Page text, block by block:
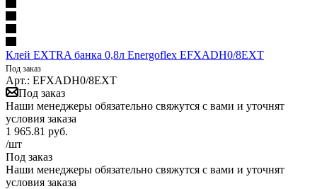
Клей EXTRA банка 0,8л Energoflex EFXADH0/8EXT
Под заказ
Арт.: EFXADH0/8EXT
Под заказ
Наши менеджеры обязательно свяжутся с вами и уточнят
условия заказа
1 965.81 руб.
/шт
Под заказ
Наши менеджеры обязательно свяжутся с вами и уточнят
условия заказа